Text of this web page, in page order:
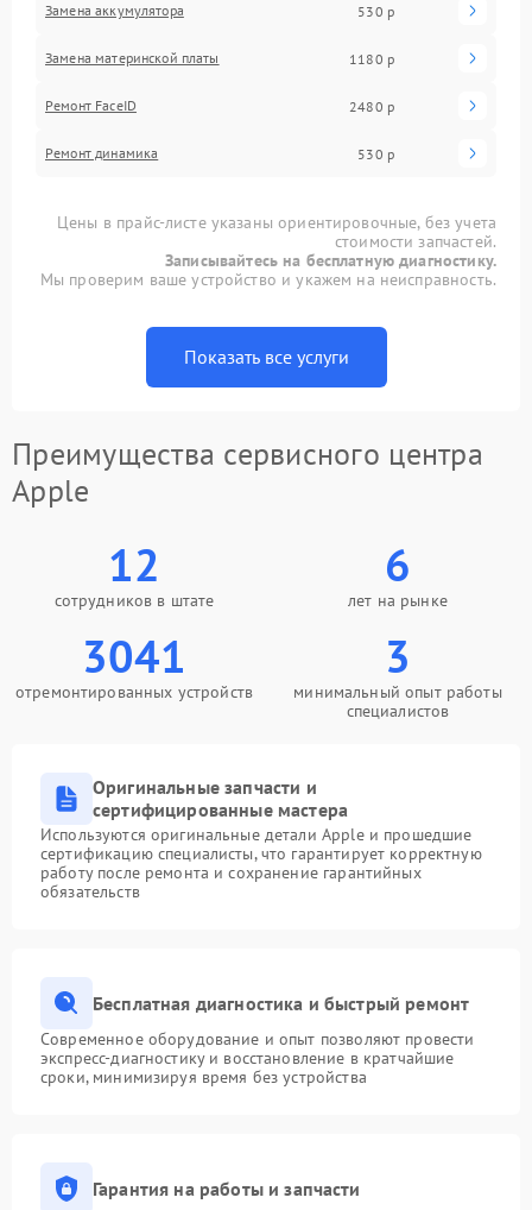
Замена аккумулятора 530 р
Замена материнской платы 1180 р
Ремонт FaceID 2480 р
Ремонт динамика 530 р
Цены в прайс-листе указаны ориентировочные, без учета
стоимости запчастей.
Записывайтесь на бесплатную диагностику.
Мы проверим ваше устройство и укажем на неисправность.
Показать все услуги
Преимущества сервисного центра
Apple
12
сотрудников в штате
6
лет на рынке
3041
отремонтированных устройств
3
минимальный опыт работы
специалистов
Оригинальные запчасти и
сертифицированные мастера
Используются оригинальные детали Apple и прошедшие
сертификацию специалисты, что гарантирует корректную
работу после ремонта и сохранение гарантийных
обязательств
Бесплатная диагностика и быстрый ремонт
Современное оборудование и опыт позволяют провести
экспресс-диагностику и восстановление в кратчайшие
сроки, минимизируя время без устройства
Гарантия на работы и запчасти